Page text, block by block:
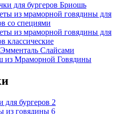
для бургеров Бриошь
из мраморной говядины для
со специями
из мраморной говядины для
классические
Слайсами
из Мраморной Говядины
для бургеров 2
из говядины 6